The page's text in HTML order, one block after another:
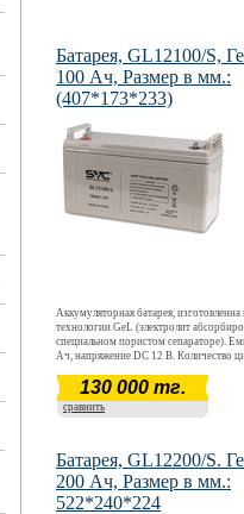
Батарея, GL12100/S,
100 Ач, Размер в мм.:
(407*173*233)
Аккумуляторная батарея, изготовленна
технологии GeL (электролит
специальном пористом сепараторе).
Ач, напряжение DC 12 В. Количество
30%). Основное применение:
бесперебойного питания, Солнечные и
генераторные системы,Охранные и
130 000 тг.
сравнить
Батарея, GL12200/S.
200 Ач, Размер в мм.:
522*240*224